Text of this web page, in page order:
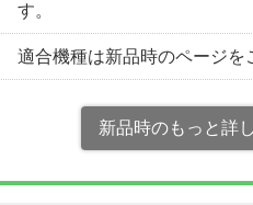
す。
適合機種は新品時のページを
新品時のもっと詳